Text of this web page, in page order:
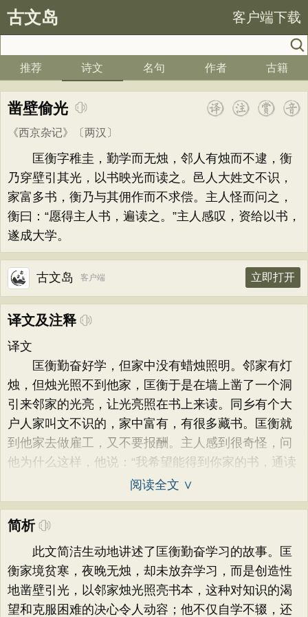
古文岛 客户端下载
推荐 诗文 名句 作者 古籍
凿壁偷光
《西京杂记》 〔两汉〕
匡衡字稚圭，勤学而无烛，邻人有烛而不逮，衡
乃穿壁引其光，以书映光而读之。邑人大姓文不识，
家富多书，衡乃与其佣作而不求偿。主人怪而问之，
衡曰：“愿得主人书，遍读之。”主人感叹，资给以书，
遂成大学。
古文岛 客户端 立即打开
译文及注释
译文
匡衡勤奋好学，但家中没有蜡烛照明。邻家有灯
烛，但烛光照不到他家，匡衡于是在墙上凿了一个洞
引来邻家的光亮，让光亮照在书上来读。同乡有个大
户人家叫文不识的，家中富有，有很多藏书。匡衡就
到他家去做雇工，又不要报酬。主人感到很奇怪，问
他为什么这样，他说：“我希望能得到你家的书，通读
阅读全文 ∨
简析
此文简洁生动地讲述了匡衡勤奋学习的故事。匡
衡家境贫寒，夜晚无烛，却未放弃学习，而是创造性
地凿壁引光，以邻家烛光照亮书本，这种对知识的渴
望和克服困难的决心令人动容；他不仅自学不辍，还